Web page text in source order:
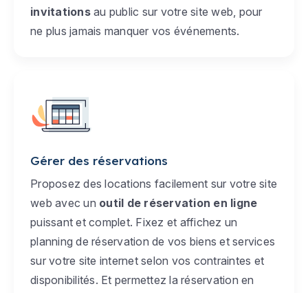
invitationsau public sur votre site web, pour
ne plus jamais manquer vos événements.
Gérer des réservations
Proposez des locations facilement sur votre site
web avec un outil de réservation en ligne
puissant et complet. Fixez et affichez un
planning de réservation de vos biens et services
sur votre site internet selon vos contraintes et
disponibilités. Et permettez la réservation en